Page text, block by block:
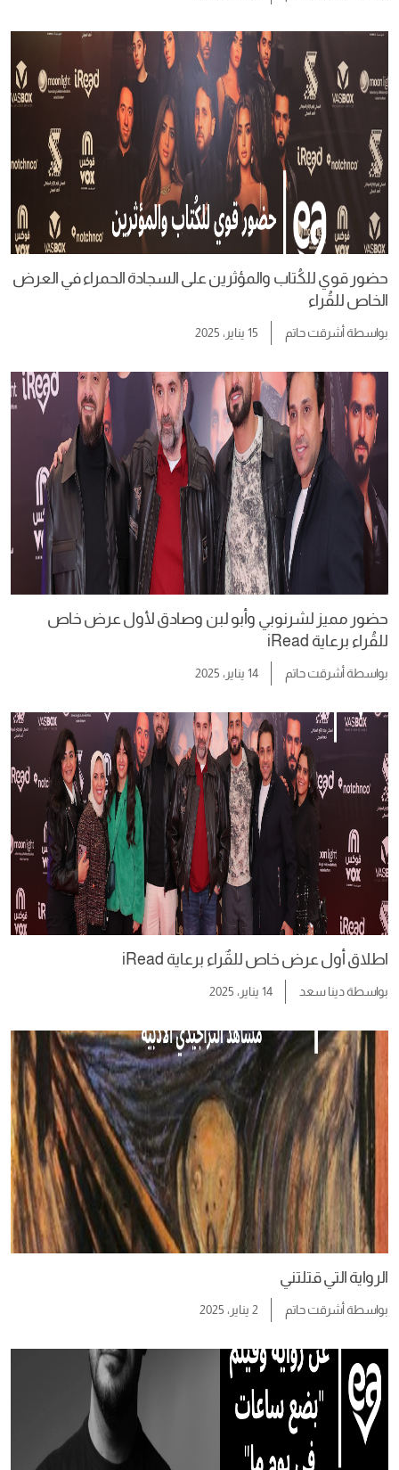
حضور قوي للكُتاب والمؤثرين على السجادة الحمراء في العرض
الخاص للقُراء
بواسطةأشرقت حاتم 15 يناير، 2025
حضور مميز لشرنوبي وأبو لبن وصادق لأول عرض خاص
للقُراء برعاية iRead
بواسطةأشرقت حاتم 14 يناير، 2025
اطلاق أول عرض خاص للقٌراء برعاية iRead
بواسطةدينا سعد 14 يناير، 2025
الرواية التي قتلتني
بواسطةأشرقت حاتم 2 يناير، 2025